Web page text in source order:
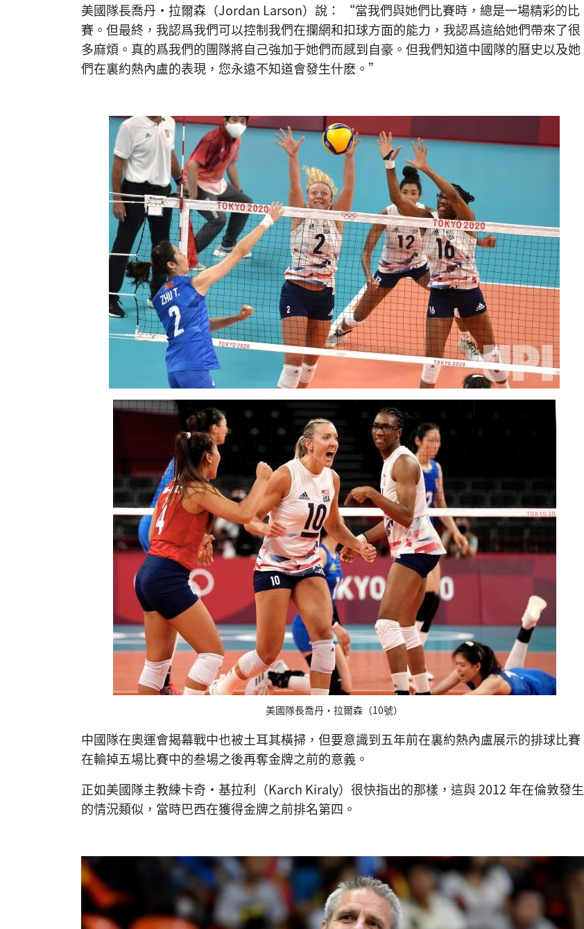
美國隊長喬丹·拉爾森（Jordan Larson）說： “當我們與她們比賽時，總是一場精彩的比
賽。但最終，我認爲我們可以控制我們在攔網和扣球方面的能力，我認爲這給她們帶來了很
多麻煩。真的爲我們的團隊將自己強加于她們而感到自豪。但我們知道中國隊的曆史以及她
們在裏約熱內盧的表現，您永遠不知道會發生什麽。”
美國隊長喬丹·拉爾森（10號）
中國隊在奧運會揭幕戰中也被土耳其橫掃，但要意識到五年前在裏約熱內盧展示的排球比賽
在輸掉五場比賽中的叁場之後再奪金牌之前的意義。
正如美國隊主教練卡奇·基拉利（Karch Kiraly）很快指出的那樣，這與 2012 年在倫敦發生
的情況類似，當時巴西在獲得金牌之前排名第四。